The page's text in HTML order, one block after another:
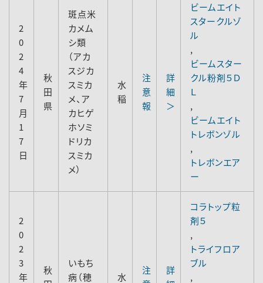
2
0
2
4
年
7
月
1
7
日
秋
田
県
斑点米
カメム
シ類
（アカ
スジカ
スミカ
メ、ア
カヒゲ
ホソミ
ドリカ
スミカ
メ）
水
稲
注
意
報
詳
細
＞
ビームエイト
スタークルゾ
ル
,
ビームスター
クル粉剤５Ｄ
Ｌ
,
ビームエイト
トレボンゾル
,
トレボンエア
ー
2
0
2
3
年
秋
いもち
病（穂
水
注
詳
コラトップ粒
剤５
,
トライフロア
ブル
,